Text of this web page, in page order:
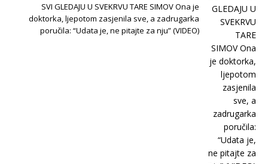
SVI GLEDAJU U SVEKRVU TARE SIMOV Ona je
doktorka, ljepotom zasjenila sve, a zadrugarka
poručila: “Udata je, ne pitajte za nju” (VIDEO)